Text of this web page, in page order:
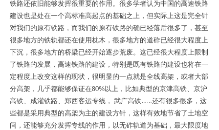
铁路还依旧能够发挥很重要的作用。很多学者认为中国的高速铁路
建设也是处在一个高标准高起点的基础之上，但实际上这是完全针
对我们的原有铁路，而我们的原有铁路的确已经落后很多了，甚至
很多地方的铁轨都还在使用枕木，很多地方的道砟已经很大程度上
下沉，很多地方的桥梁已经开始逐步荒废。这已经很大程度上限制
了铁路的发展，高速铁路的建设，特别是既有铁路的建设也将在一
定程度上改变这样的现状，很明显的一点就是全线高架，或者大部
分高架，几乎都能够保证在80%以上，比如典型的京津高铁、京沪
高铁、成灌铁路、郑西客运专线， 武广高铁……还有很多很多，这
些都是采用典型的高架为主的建设方针，这样有效地节省了土地空
间，还能够充分发挥专线的作用，以无砟轨道为基础，最大限度地